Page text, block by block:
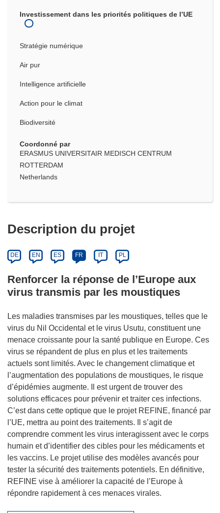
Investissement dans les priorités politiques de l’UE
Stratégie numérique
Air pur
Intelligence artificielle
Action pour le climat
Biodiversité
Coordonné par
ERASMUS UNIVERSITAIR MEDISCH CENTRUM
ROTTERDAM
Netherlands
Description du projet
DE EN ES FR IT PL
Renforcer la réponse de l’Europe aux
virus transmis par les moustiques
Les maladies transmises par les moustiques, telles que le
virus du Nil Occidental et le virus Usutu, constituent une
menace croissante pour la santé publique en Europe. Ces
virus se répandent de plus en plus et les traitements
actuels sont limités. Avec le changement climatique et
l’augmentation des populations de moustiques, le risque
d’épidémies augmente. Il est urgent de trouver des
solutions efficaces pour prévenir et traiter ces infections.
C’est dans cette optique que le projet REFINE, financé par
l’UE, mettra au point des traitements. Il s’agit de
comprendre comment les virus interagissent avec le corps
humain et d’identifier des cibles pour les médicaments et
les vaccins. Le projet utilise des modèles avancés pour
tester la sécurité des traitements potentiels. En définitive,
REFINE vise à améliorer la capacité de l’Europe à
répondre rapidement à ces menaces virales.